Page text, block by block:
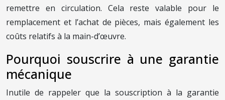
remettre en circulation. Cela reste valable pour le
remplacement et l’achat de pièces, mais également les
coûts relatifs à la main-d’œuvre.
Pourquoi souscrire à une garantie
mécanique
Inutile de rappeler que la souscription à la garantie